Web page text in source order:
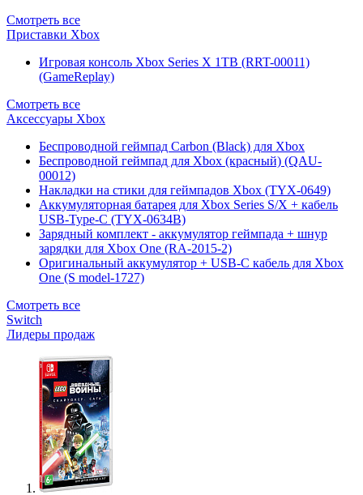
Смотреть все
Приставки Xbox
Игровая консоль Xbox Series X 1TB (RRT-00011)
(GameReplay)
Смотреть все
Аксессуары Xbox
Беспроводной геймпад Carbon (Black) для Xbox
Беспроводной геймпад для Xbox (красный) (QAU-
00012)
Накладки на стики для геймпадов Xbox (TYX-0649)
Аккумуляторная батарея для Xbox Series S/X + кабель
USB-Type-C (TYX-0634B)
Зарядный комплект - аккумулятор геймпада + шнур
зарядки для Xbox One (RA-2015-2)
Оригинальный аккумулятор + USB-C кабель для Xbox
One (S model-1727)
Смотреть все
Switch
Лидеры продаж